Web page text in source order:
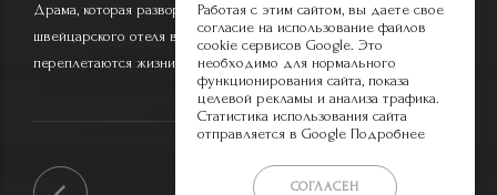
Драма, которая разворачивается в стенах роскошного
швейцарского отеля в канун Нового 2000 года, где
переплетаются жизни работников отеля и множества гостей.
Работая с этим сайтом, вы даете свое
согласие на использование файлов
cookie сервисов Google. Это
необходимо для нормального
функционирования сайта, показа
целевой рекламы и анализа трафика.
Статистика использования сайта
отправляется в Google Подробнее
СОГЛАСЕН